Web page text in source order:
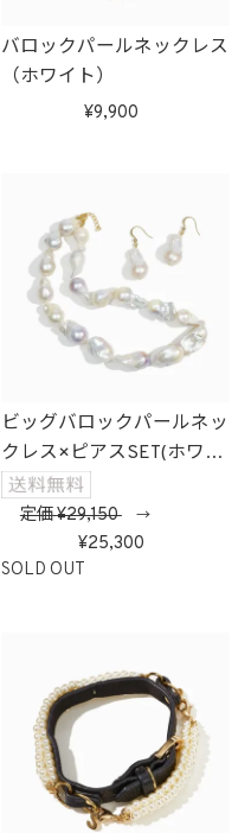
バロックパールネックレス
（ホワイト）
9,900
ビッグバロックパールネッ
クレス×ピアスSET(ホワイ
ト)
定価 29,150→
25,300
SOLD OUT